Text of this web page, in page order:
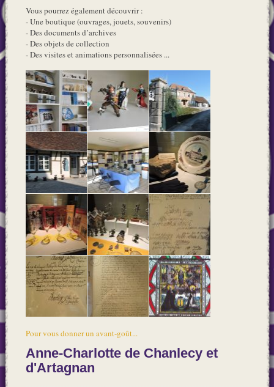
Vous pourrez également découvrir :
- Une boutique (ouvrages, jouets, souvenirs)
- Des documents d’archives
- Des objets de collection
- Des visites et animations personnalisées ...
Pour vous donner un avant-goût...
Anne-Charlotte de Chanlecy et
d'Artagnan